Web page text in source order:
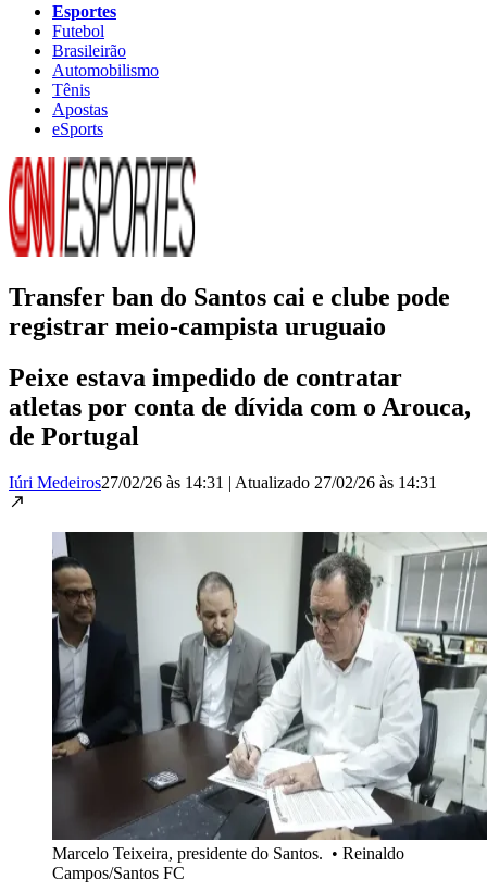
Esportes
Futebol
Brasileirão
Automobilismo
Tênis
Apostas
eSports
Transfer ban do Santos cai e clube pode
registrar meio-campista uruguaio
Peixe estava impedido de contratar
atletas por conta de dívida com o Arouca,
de Portugal
Iúri Medeiros27/02/26 às 14:31 | Atualizado 27/02/26 às 14:31
Marcelo Teixeira, presidente do Santos. • Reinaldo
Campos/Santos FC